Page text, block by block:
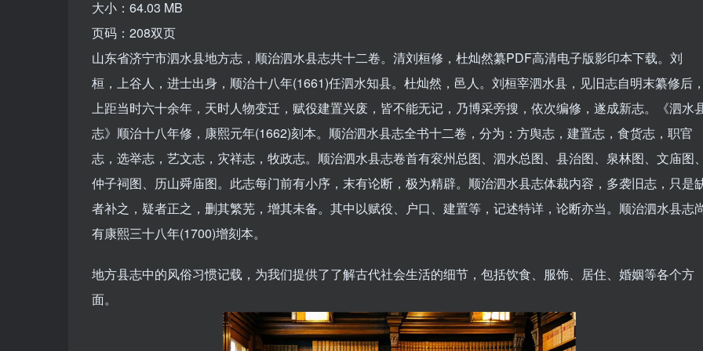
大小：64.03 MB
页码：208双页
山东省济宁市泗水县地方志，顺治泗水县志共十二卷。清刘桓修，杜灿然纂PDF高清电子版影印本下载。刘
桓，上谷人，进士出身，顺治十八年(1661)任泗水知县。杜灿然，邑人。刘桓宰泗水县，见旧志自明末纂修后，
上距当时六十余年，天时人物变迁，赋役建置兴废，皆不能无记，乃博采旁搜，依次编修，遂成新志。《泗水
志》顺治十八年修，康熙元年(1662)刻本。顺治泗水县志全书十二卷，分为：方舆志，建置志，食货志，职官
志，选举志，艺文志，灾祥志，牧政志。顺治泗水县志卷首有衮州总图、泗水总图、县治图、泉林图、文庙图、
仲子祠图、历山舜庙图。此志每门前有小序，末有论断，极为精辟。顺治泗水县志体裁内容，多袭旧志，只是
者补之，疑者正之，删其繁芜，增其未备。其中以赋役、户口、建置等，记述特详，论断亦当。顺治泗水县志
有康熙三十八年(1700)增刻本。
地方县志中的风俗习惯记载，为我们提供了了解古代社会生活的细节，包括饮食、服饰、居住、婚姻等各个方
面。